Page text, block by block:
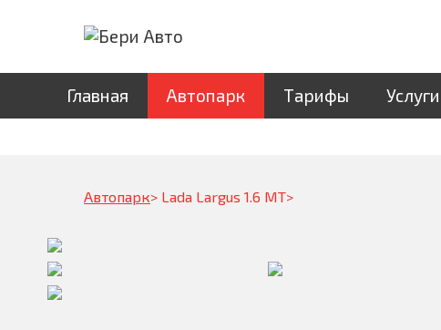
Главная Автопарк Тарифы Услуги
Автопарк Lada Largus 1.6 МТ